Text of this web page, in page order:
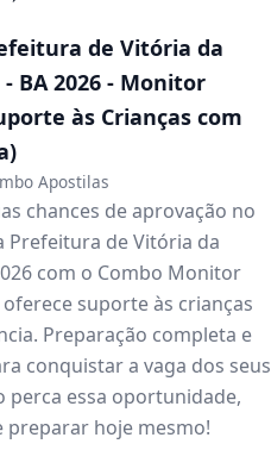
de Vitória da
BA 2026 - Monitor
às Crianças com
Apostilas
chances de aprovação no
Prefeitura de Vitória da
com o Combo Monitor
oferece suporte às crianças
Preparação completa e
conquistar a vaga dos seus
perca essa oportunidade,
preparar hoje mesmo!